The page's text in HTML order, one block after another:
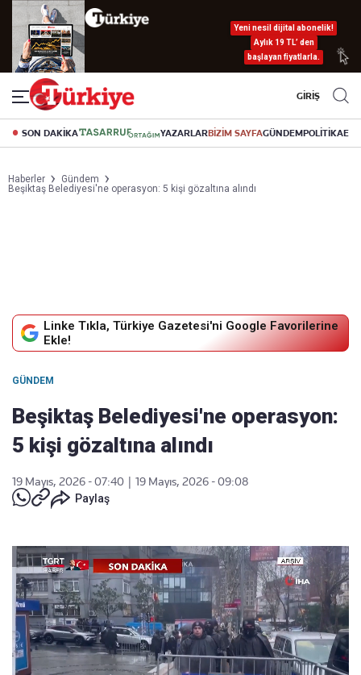
Yeni nesil dijital abonelik!
Aylık 19 TL’ den
başlayan fiyatlarla.
GİRİŞ
SON DAKİKA YAZARLARBİZİM SAYFAGÜNDEMPOLİTİKA
Haberler
Gündem
Beşiktaş Belediyesi'ne operasyon: 5 kişi gözaltına alındı
Linke Tıkla, Türkiye Gazetesi'ni Google Favorilerine
Ekle!
GÜNDEM
Beşiktaş Belediyesi'ne operasyon:
5 kişi gözaltına alındı
19 Mayıs, 2026 - 07:40
19 Mayıs, 2026 - 09:08
Paylaş